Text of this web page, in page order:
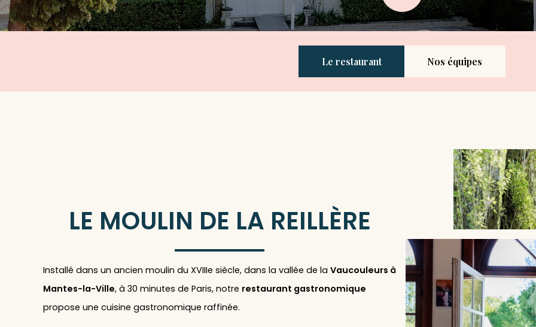
Le restaurant Nos équipes
LE MOULIN DE LA REILLÈRE
Installé dans un ancien moulin du XVIIIe siècle, dans la vallée de la Vaucouleurs à
Mantes-la-Ville, à 30 minutes de Paris, notre restaurant gastronomique
propose une cuisine gastronomique raffinée.